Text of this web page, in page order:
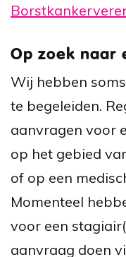
Op zoek naar
Wij hebben
te begeleiden.
aanvragen voor
op het gebied
of op een
Momenteel
voor een
aanvraag doen